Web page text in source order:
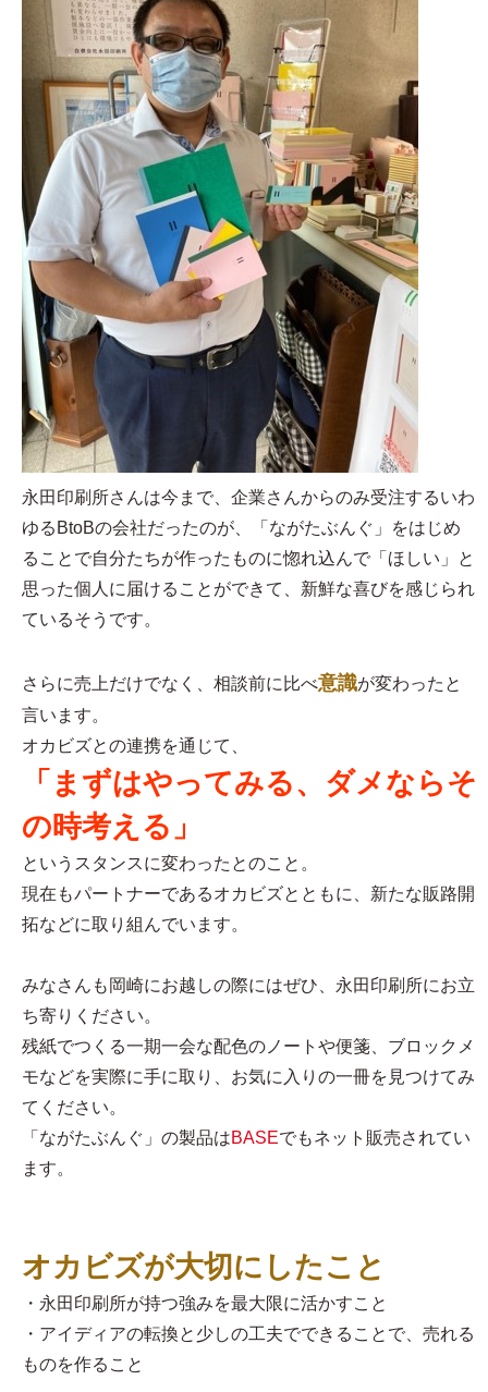
永田印刷所さんは今まで、企業さんからのみ受注するいわ
ゆるBtoBの会社だったのが、「ながたぶんぐ」をはじめ
ることで自分たちが作ったものに惚れ込んで「ほしい」と
思った個人に届けることができて、新鮮な喜びを感じられ
ているそうです。
さらに売上だけでなく、相談前に比べ意識が変わったと
言います。
オカビズとの連携を通じて、
「まずはやってみる、ダメならそ
の時考える」
というスタンスに変わったとのこと。
現在もパートナーであるオカビズとともに、新たな販路開
拓などに取り組んでいます。
みなさんも岡崎にお越しの際にはぜひ、永田印刷所にお立
ち寄りください。
残紙でつくる一期一会な配色のノートや便箋、ブロックメ
モなどを実際に手に取り、お気に入りの一冊を見つけてみ
てください。
「ながたぶんぐ」の製品はBASEでもネット販売されてい
ます。
オカビズが大切にしたこと
・永田印刷所が持つ強みを最大限に活かすこと
・アイディアの転換と少しの工夫でできることで、売れる
ものを作ること